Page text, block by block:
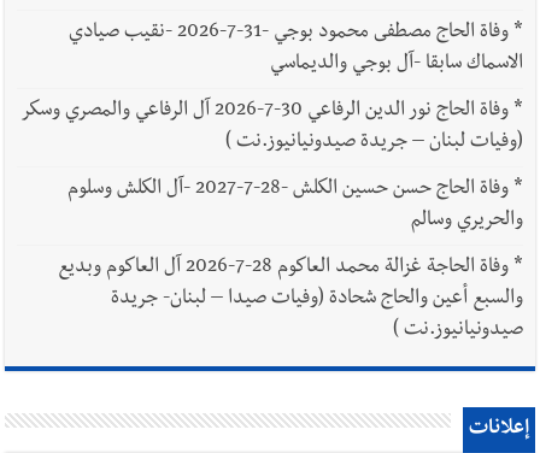
*
وفاة الحاج مصطفى محمود بوجي -31-7-2026 -نقيب صيادي
الاسماك سابقا -آل بوجي والديماسي
*
وفاة الحاج نور الدين الرفاعي 30-7-2026 آل الرفاعي والمصري وسكر
(وفيات لبنان – جريدة صيدونيانيوز.نت )
*
وفاة الحاج حسن حسين الكلش -28-7-2027 -آل الكلش وسلوم
والحريري وسالم
*
وفاة الحاجة غزالة محمد العاكوم 28-7-2026 آل العاكوم وبديع
والسبع أعين والحاج شحادة (وفيات صيدا – لبنان- جريدة
صيدونيانيوز.نت )
إعلانات